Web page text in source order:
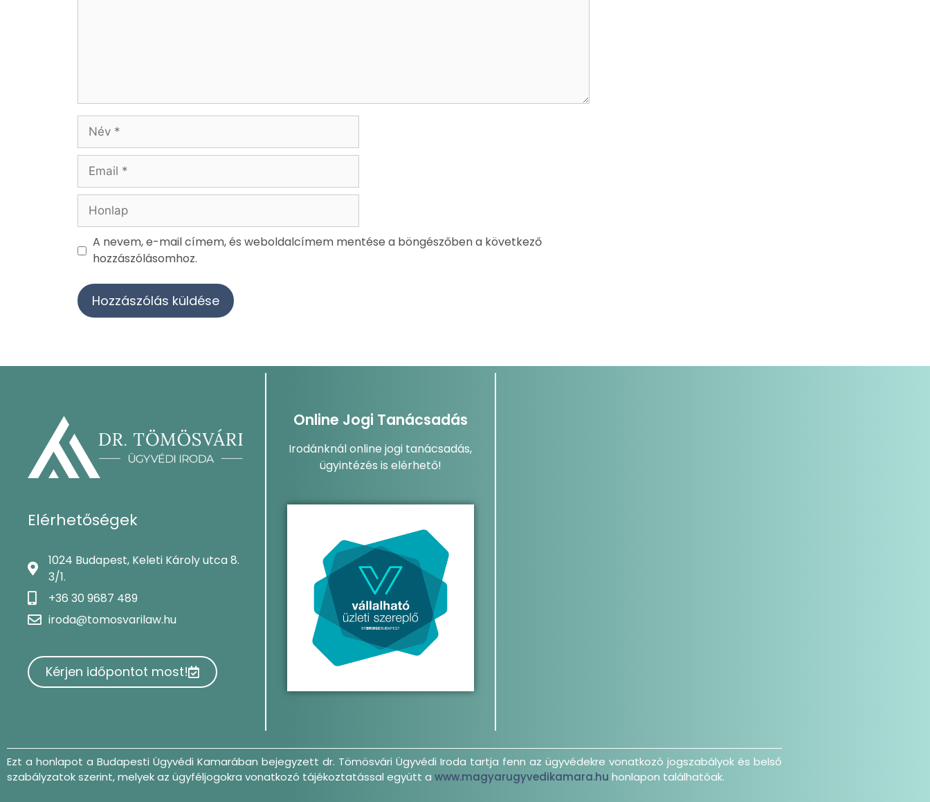
A nevem, e-mail címem, és weboldalcímem mentése a böngészőben a következő
hozzászólásomhoz.
Elérhetőségek
1024 Budapest, Keleti Károly utca 8.
3/1.
+36 30 9687 489
iroda@tomosvarilaw.hu
Kérjen időpontot most!
Online Jogi Tanácsadás
Irodánknál online jogi tanácsadás,
ügyintézés is elérhető!
Ezt a honlapot a Budapesti Ügyvédi Kamarában bejegyzett dr. Tömösvári Ügyvédi Iroda tartja fenn az ügyvédekre vonatkozó jogszabályok és belső
szabályzatok szerint, melyek az ügyféljogokra vonatkozó tájékoztatással együtt a www.magyarugyvedikamara.hu honlapon találhatóak.